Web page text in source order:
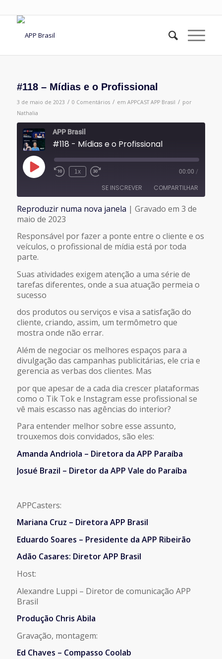
#118 – Mídias e o Profissional
3 de maio de 2023 / 0 Comentários / em APPCAST APP Brasil / por
Nathalia
APP Brasil
#118 - Mídias e o Profissional
Reproduzir
episódio
1x 00:00 /
SE INSCREVER COMPARTILHAR
FEED RSS
COMPARTILHAR
LINK
INCORPORAR
Reproduzir numa nova janela | Gravado em 3 de
maio de 2023
Responsável por fazer a ponte entre o cliente e os
veículos, o profissional de mídia está por toda
parte.
Suas atividades exigem atenção a uma série de
tarefas diferentes, onde a sua atuação permeia o
sucesso
dos produtos ou serviços e visa a satisfação do
cliente, criando, assim, um termômetro que
mostra onde não errar.
Além de negociar os melhores espaços para a
divulgação das campanhas publicitárias, ele cria e
gerencia as verbas dos clientes. Mas
por que apesar de a cada dia crescer plataformas
como o Tik Tok e Instagram esse profissional se
vê mais escasso nas agências do interior?
Para entender melhor sobre esse assunto,
trouxemos dois convidados, são eles:
Amanda Andriola – Diretora da APP Paraíba
Josué Brazil – Diretor da APP Vale do Paraíba
APPCasters:
Mariana Cruz – Diretora APP Brasil
Eduardo Soares – Presidente da APP Ribeirão
Adão Casares: Diretor APP Brasil
Host:
Alexandre Luppi – Diretor de comunicação APP
Brasil
Produção Chris Abila
Gravação, montagem:
Ed Chaves – Compasso Coolab